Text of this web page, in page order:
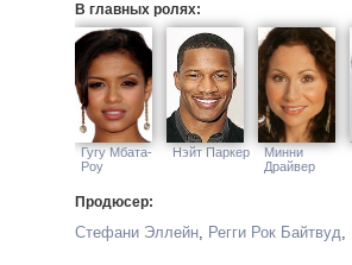
В главных ролях:
Гугу Мбата-
Роу
Нэйт Паркер
Минни
Драйвер
Продюсер:
Стефани Эллейн, Регги Рок Байтвуд,